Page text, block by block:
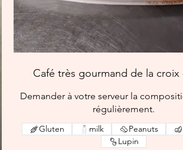
Café très gourmand de la croix
Demander à votre serveur la
régulièrement.
Gluten milk Peanuts
Lupin